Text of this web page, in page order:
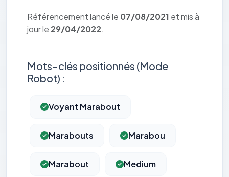
Référencement lancé le 07/08/2021 et mis à
jour le 29/04/2022.
Mots-clés positionnés (Mode
Robot) :
Voyant Marabout
Marabouts Marabou
Marabout Medium